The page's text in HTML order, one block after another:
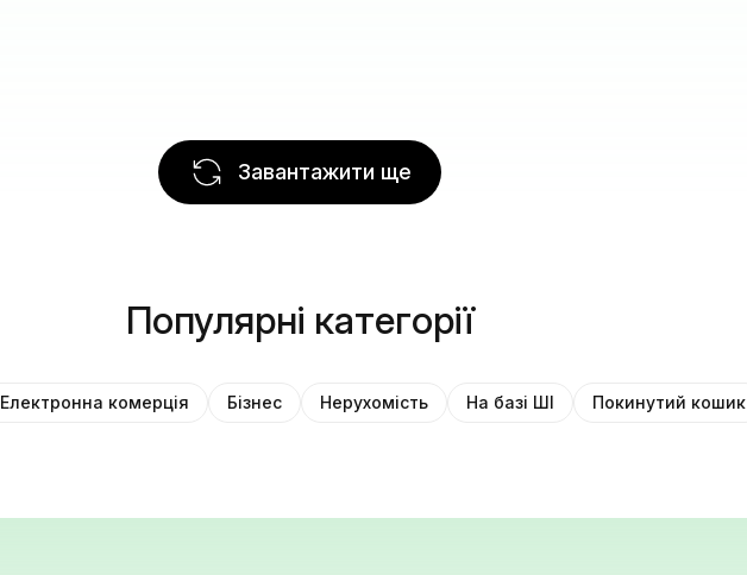
Завантажити ще
Популярні категорії
Електронна комерція Бізнес Нерухомість На базі ШІ Покинутий кошик